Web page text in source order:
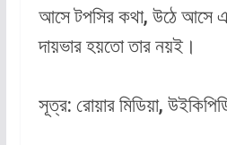
আসে টপসির কথা, উঠে আসে
দায়ভার হয়তো তার নয়ই।
সূত্র: রোয়ার মিডিয়া,